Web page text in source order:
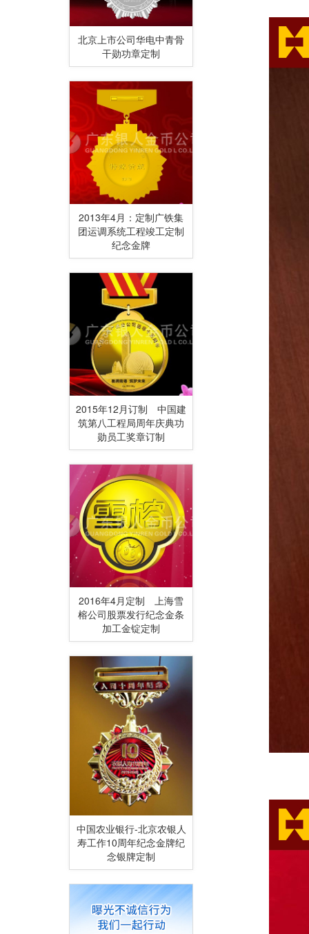
北京上市公司华电中青骨
干勋功章定制
2013年4月：定制广铁集
团运调系统工程竣工定制
纪念金牌
2015年12月订制 中国建
筑第八工程局周年庆典功
勋员工奖章订制
2016年4月定制 上海雪
榕公司股票发行纪念金条
加工金锭定制
中国农业银行-北京农银人
寿工作10周年纪念金牌纪
念银牌定制